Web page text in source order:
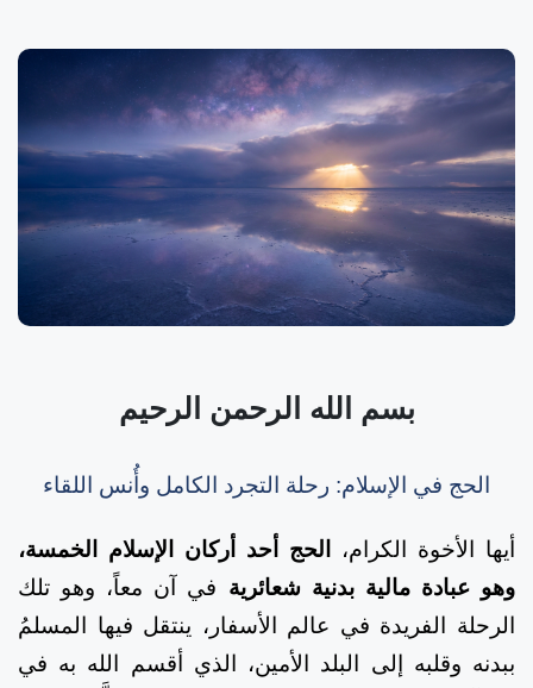
بسم الله الرحمن الرحيم
الحج في الإسلام: رحلة التجرد الكامل وأُنس اللقاء
أيها الأخوة الكرام،
الحج أحد أركان الإسلام الخمسة،
وهو عبادة مالية بدنية شعائرية في آن معاً، وهو تلك
الرحلة الفريدة في عالم الأسفار، ينتقل فيها المسلمُ
ببدنه وقلبه إلى البلد الأمين، الذي أقسم الله به في